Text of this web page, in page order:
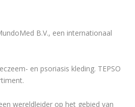
B.V., een internationaal
en psoriasis kleding. TEPSO
wereldleider op het gebied van